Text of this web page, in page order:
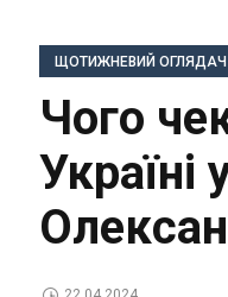
ЩОТИЖНЕВИЙ ОГЛЯДАЧ
Чого